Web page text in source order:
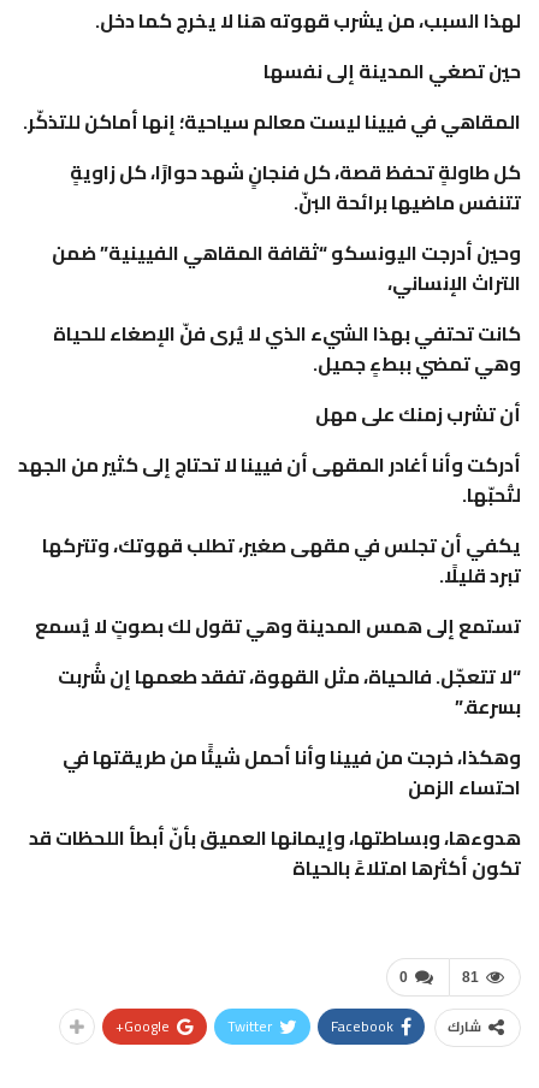
لهذا السبب، من يشرب قهوته هنا لا يخرج كما دخل.
حين تصغي المدينة إلى نفسها
المقاهي في فيينا ليست معالم سياحية؛ إنها أماكن للتذكّر.
كل طاولةٍ تحفظ قصة، كل فنجانٍ شهد حوارًا، كل زاويةٍ
تتنفس ماضيها برائحة البنّ.
وحين أدرجت اليونسكو “ثقافة المقاهي الفيينية” ضمن
التراث الإنساني،
كانت تحتفي بهذا الشيء الذي لا يُرى فنّ الإصغاء للحياة
وهي تمضي ببطءٍ جميل.
أن تشرب زمنك على مهل
أدركت وأنا أغادر المقهى أن فيينا لا تحتاج إلى كثير من الجهد
لتُحبّها.
يكفي أن تجلس في مقهى صغير، تطلب قهوتك، وتتركها
تبرد قليلًا.
تستمع إلى همس المدينة وهي تقول لك بصوتٍ لا يُسمع
“لا تتعجّل. فالحياة، مثل القهوة، تفقد طعمها إن شُربت
بسرعة.”
وهكذا، خرجت من فيينا وأنا أحمل شيئًا من طريقتها في
احتساء الزمن
هدوءها، وبساطتها، وإيمانها العميق بأنّ أبطأ اللحظات قد
تكونأكثرها امتلاءً بالحياة
0 81
شارك Facebook
Twitter
Google+